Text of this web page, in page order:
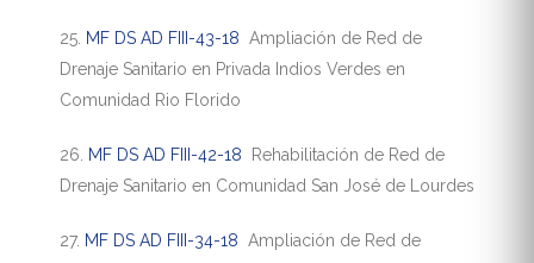
25. MF DS AD FIII-43-18 Ampliación de Red de
Drenaje Sanitario en Privada Indios Verdes en
Comunidad Rio Florido
26. MF DS AD FIII-42-18
Rehabilitación de Red de
Drenaje Sanitario en Comunidad San José de Lourdes
27. MF DS AD FIII-34-18 Ampliación de Red de